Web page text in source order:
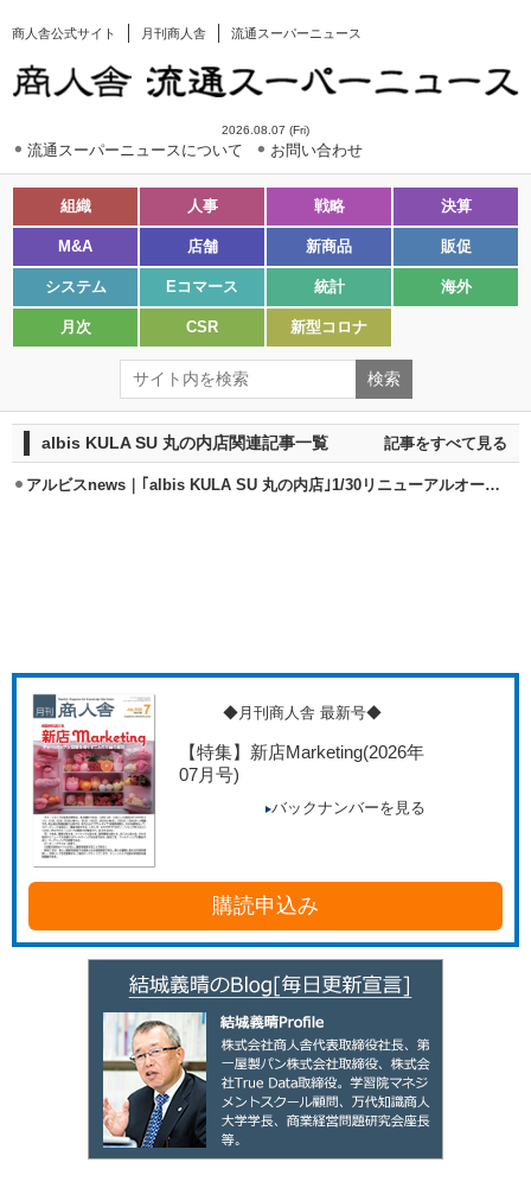
商人舎公式サイト 月刊商人舎 流通スーパーニュース
2026.08.07 (Fri)
流通スーパーニュースについて お問い合わせ
組織 人事 戦略 決算
M&A 店舗 新商品 販促
システム Eコマース 統計 海外
月次 CSR 新型コロナ
albis KULA SU 丸の内店関連記事一覧 記事をすべて見る
アルビスnews｜｢albis KULA SU 丸の内店｣1/30リニューアルオープン
◆月刊商人舎 最新号◆
【特集】新店Marketing(2026年
07月号)
バックナンバーを見る
購読申込み